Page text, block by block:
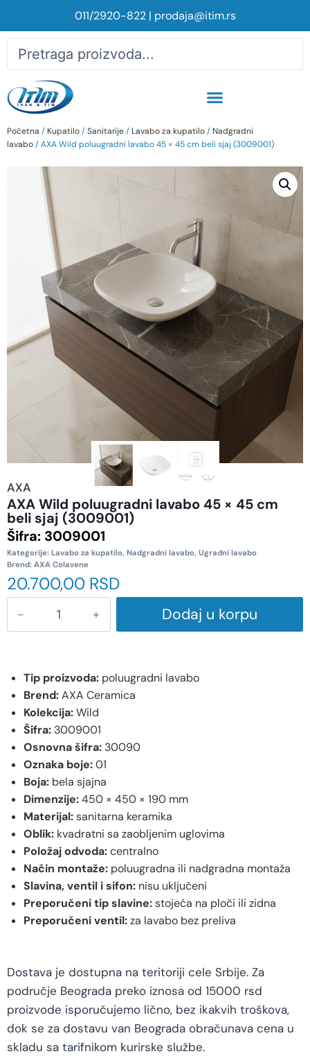
011/2920-822| prodaja@itim.rs
Početna / Kupatilo/Sanitarije/ Lavabo za kupatilo/ Nadgradni
lavabo/ AXA Wild poluugradni lavabo 45 × 45 cm beli sjaj (3009001)
AXA
AXA Wild poluugradni lavabo 45 × 45 cm
beli sjaj (3009001)
Šifra: 3009001
Kategorije: Lavabo za kupatilo, Nadgradni lavabo, Ugradni lavabo
Brend: AXA Colavene
20.700,00 RSD
Dodaj u korpu
Tip proizvoda: poluugradni lavabo
Brend:AXA Ceramica
Kolekcija:Wild
Šifra: 3009001
Osnovna šifra: 30090
Oznaka boje:01
Boja: bela sjajna
Dimenzije:450 × 450 × 190 mm
Materijal:sanitarna keramika
Oblik: kvadratni sa zaobljenim uglovima
Položaj odvoda:centralno
Način montaže: poluugradna ili nadgradna montaža
Slavina, ventil i sifon: nisu uključeni
Preporučeni tip slavine:stojeća na ploči ili zidna
Preporučeni ventil:za lavabo bez preliva
Dostava je dostupna na teritoriji cele Srbije. Za
područje Beograda preko iznosa od 15000 rsd
proizvode isporučujemo lično, bez ikakvih troškova,
dok se za dostavu van Beograda obračunava cena u
skladu sa tarifnikom kurirske službe.